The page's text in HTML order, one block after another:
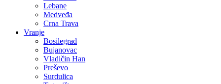
Lebane
Medveđa
Crna Trava
Vranje
Bosilegrad
Bujanovac
Vladičin Han
Preševo
Surdulica